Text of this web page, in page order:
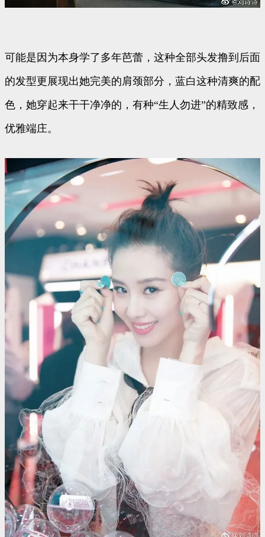
可能是因为本身学了多年芭蕾，这种全部头发撸到后面
的发型更展现出她完美的肩颈部分，蓝白这种清爽的配
色，她穿起来干干净净的，有种“生人勿进”的精致感，
优雅端庄。